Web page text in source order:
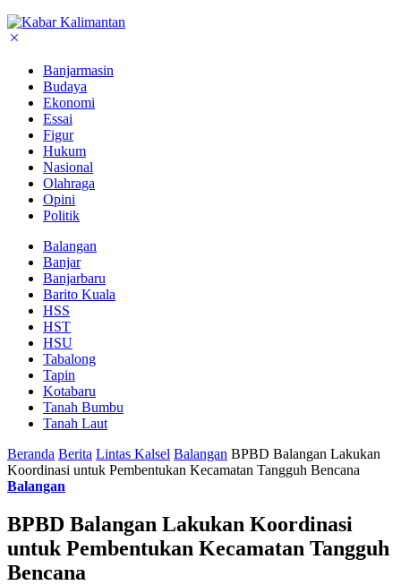
Banjarmasin
Budaya
Ekonomi
Essai
Figur
Hukum
Nasional
Olahraga
Opini
Politik
Balangan
Banjar
Banjarbaru
Barito Kuala
HSS
HST
HSU
Tabalong
Tapin
Kotabaru
Tanah Bumbu
Tanah Laut
Beranda Berita Lintas Kalsel Balangan BPBD Balangan Lakukan
Koordinasi untuk Pembentukan Kecamatan Tangguh Bencana
Balangan
BPBD Balangan Lakukan Koordinasi
untuk Pembentukan Kecamatan Tangguh
Bencana